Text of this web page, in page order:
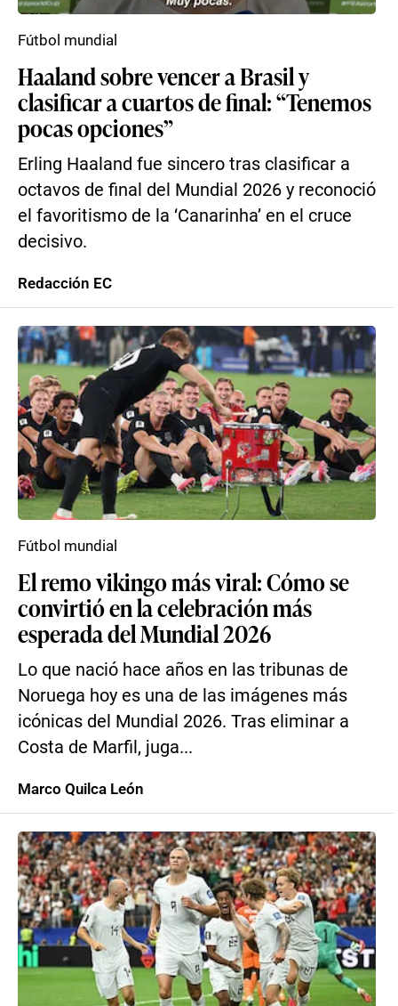
Haaland sobre vencer a Brasil y
clasificar a cuartos de final: “Tenemos
pocas opciones”
Erling Haaland fue sincero tras clasificar a
octavos de final del Mundial 2026 y reconoció
el favoritismo de la ‘Canarinha’ en el cruce
decisivo.
Fútbol mundial
Redacción EC
El remo vikingo más viral: Cómo se
convirtió en la celebración más
esperada del Mundial 2026
Lo que nació hace años en las tribunas de
Noruega hoy es una de las imágenes más
icónicas del Mundial 2026. Tras eliminar a
Costa de Marfil, juga...
Fútbol mundial
Marco Quilca León